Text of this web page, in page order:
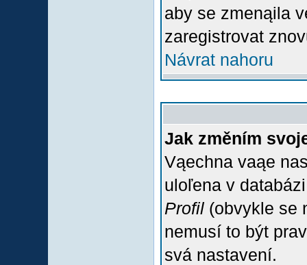
aby se zmenąila
zaregistrovat
Návrat nahoru
Jak změním
Vąechna vaąe
uloľena v
Profil (obvykle se
nemusí to být
svá nastavení.